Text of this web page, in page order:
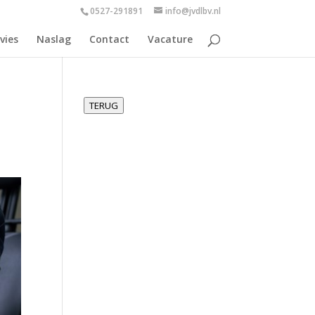
0527-291891 info@jvdlbv.nl
Naslag Contact Vacature
TERUG